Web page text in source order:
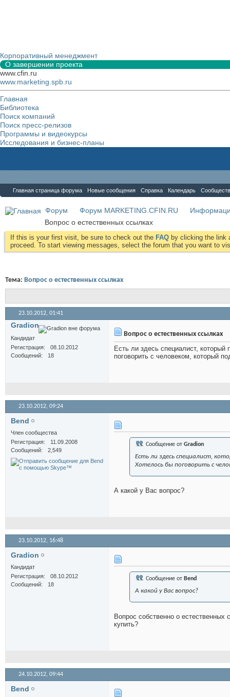
Корпоративный менеджмент
О завершении проекта
www.cfin.ru
www.marketing.spb.ru
Главная
Библиотека
Поиск компаний
Поиск пресс-релизов
Программы и видеокурсы
Исследования и бизнес-планы
Главная страница форума Новые сообщения Справка Календарь
Форум Форум MARKETING.CFIN.RU
Вопрос о естественных ссылках
If this is your first visit, be sure to check out the FAQ by clicking the link
proceed. To start viewing messages, select the forum that you want to
Тема: Вопрос о естественных ссылках
23.10.2012, 01:41
Gradion
Кандидат
Регистрация
08.10.2012
Сообщений
18
Вопрос о естественных ссылках
Есть ли здесь специалист,
поговорить с человеком, который
23.10.2012, 09:24
Bend
Член сообщества
Регистрация
11.09.2008
Сообщений
2,549
Сообщение от Gradion
Есть ли здесь специалист,
Хотелось бы поговорить с
А какой у Вас вопрос?
23.10.2012, 16:48
Gradion
Кандидат
Регистрация
08.10.2012
Сообщений
18
Сообщение от Bend
А какой у Вас вопрос?
Вопрос собственно о
купить?
24.10.2012, 09:44
Bend